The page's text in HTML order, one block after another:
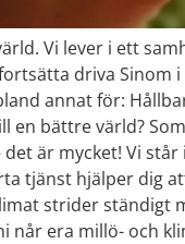
Vi lever i ett
driva
annat för:
bättre värld?
är mycket! Vi
tjänst hjälper dig
strider
når era millö- och